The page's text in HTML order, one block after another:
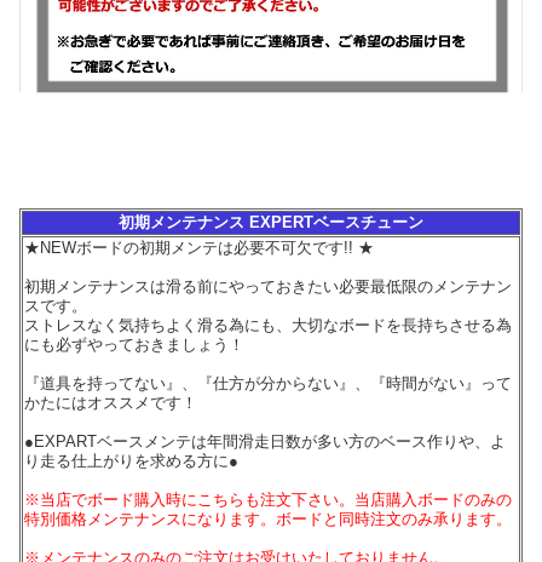
初期メンテナンス EXPERTベースチューン
★NEWボードの初期メンテは必要不可欠です!! ★
初期メンテナンスは滑る前にやっておきたい必要最低限のメンテナン
スです。
ストレスなく気持ちよく滑る為にも、大切なボードを長持ちさせる為
にも必ずやっておきましょう！
『道具を持ってない』、『仕方が分からない』、『時間がない』って
かたにはオススメです！
●EXPARTベースメンテは年間滑走日数が多い方のベース作りや、よ
り走る仕上がりを求める方に●
※当店でボード購入時にこちらも注文下さい。当店購入ボードのみの
特別価格メンテナンスになります。ボードと同時注文のみ承ります。
※メンテナンスのみのご注文はお受けいたしておりません。